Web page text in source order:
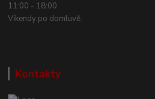
11:00 - 18:00.
Víkendy po domluvě.
Kontakty